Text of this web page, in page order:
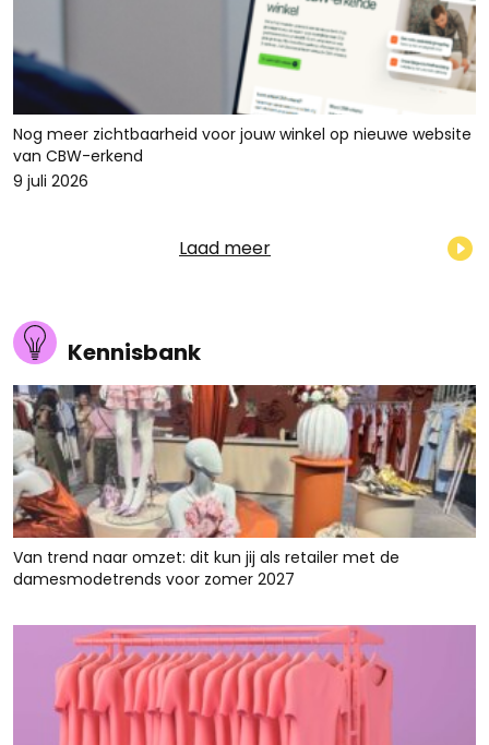
Nog meer zichtbaarheid voor jouw winkel op nieuwe website
van CBW-erkend
9 juli 2026
Laad meer
Kennisbank
Van trend naar omzet: dit kun jij als retailer met de
damesmodetrends voor zomer 2027